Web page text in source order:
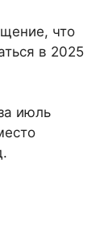
что
в 2025
июль